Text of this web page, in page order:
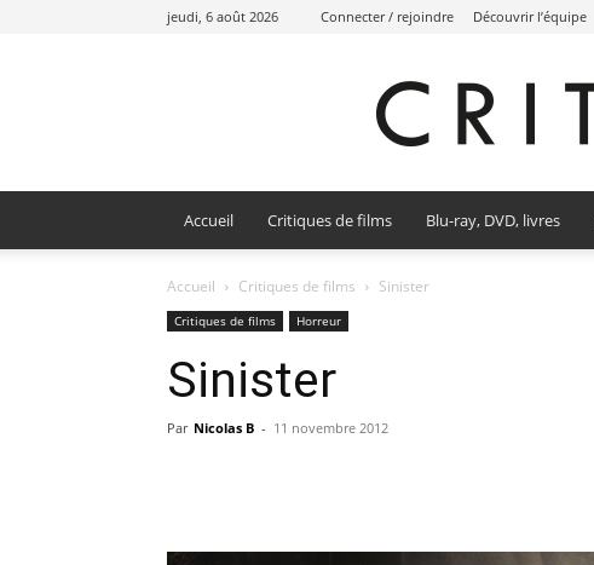
jeudi, 6 août 2026 Connecter / rejoindre Découvrir l’équipe
Accueil Critiques de films Blu-ray, DVD, livres
Accueil Critiques de films Sinister
Critiques de films Horreur
Sinister
Par Nicolas B - 11 novembre 2012